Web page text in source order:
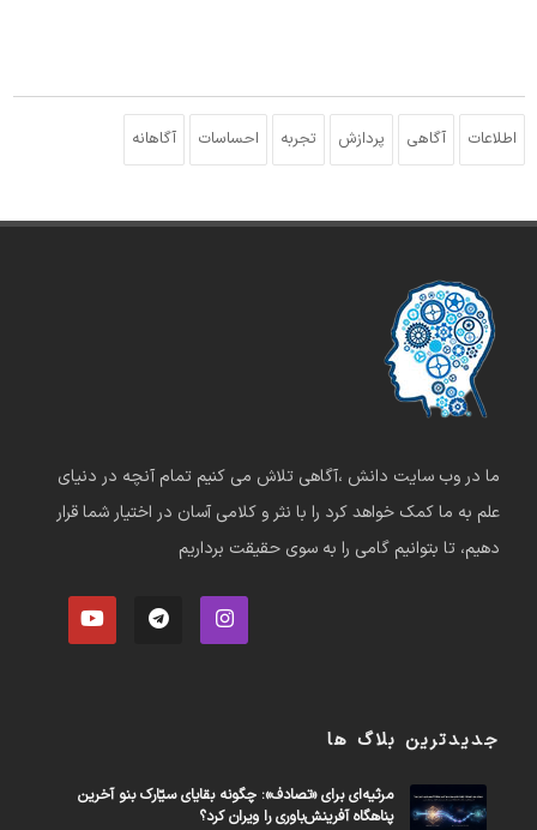
اطلاعات آگاهی پردازش تجربه احساسات آگاهانه
ما در وب سایت دانش ،آگاهی تلاش می کنیم تمام آنچه در دنیای
علم به ما کمک خواهد کرد را با نثر و کلامی آسان در اختیار شما قرار
دهیم، تا بتوانیم گامی را به سوی حقیقت برداریم
جدیدترین بلاگ ها
مرثیه‌ای برای «تصادف»: چگونه بقایای سیّارک بنو آخرین
پناهگاه آفرینش‌باوری را ویران کرد؟